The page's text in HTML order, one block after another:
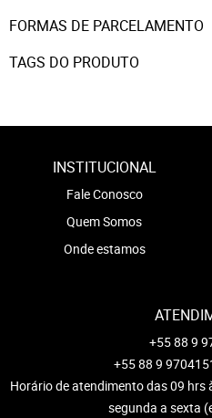
FORMAS DE PARCELAMENTO
TAGS DO PRODUTO
INSTITUCIONAL
Fale Conosco
Quem Somos
Onde estamos
+55 88 9
+55 88 9
Horário de atendimento das 09 hrs
segunda a sexta